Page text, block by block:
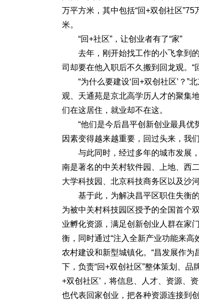
万平方米，其中包括“回+双创社区
米。
“回+社区”，让创业者有了“家”
去年，刚开始找工作的小飞拿到
司却要在他入职后不久搬到回龙观。
“为什么要建设‘回+双创社区’？”
观、天通苑是京北高学历人才的聚集
们在这居住，就业却不在这。
“他们是今后昌平创新创业最具优
因素变得越来越重要，回过头来，我
与此同时，经过多年的城市发展
南是著名的中关村软件园、上地、西
大学科技园、北京科技商务区以及沙
基于此，为解决昌平区职住失衡
为被中关村科技园区授予的全国首个
业孵化资源，满足创新创业人群在家
衡，同时通过“注入全新产业功能来
农村建设和新型城镇化。“昌发展作
下，负责“回+双创社区”整体策划、品
+双创社区’，将信息、人才、资源、
也代表回家创业，把各种资源连接到